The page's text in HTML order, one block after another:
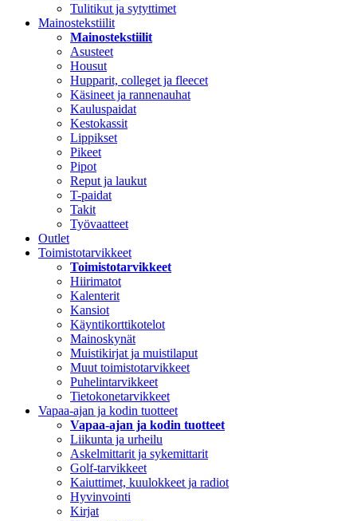
Tulitikut ja sytyttimet
Mainostekstiilit
Mainostekstiilit
Asusteet
Housut
Hupparit, colleget ja fleecet
Käsineet ja rannenauhat
Kauluspaidat
Kestokassit
Lippikset
Pikeet
Pipot
Reput ja laukut
T-paidat
Takit
Työvaatteet
Outlet
Toimistotarvikkeet
Toimistotarvikkeet
Hiirimatot
Kalenterit
Kansiot
Käyntikorttikotelot
Mainoskynät
Muistikirjat ja muistilaput
Muut toimistotarvikkeet
Puhelintarvikkeet
Tietokonetarvikkeet
Vapaa-ajan ja kodin tuotteet
Vapaa-ajan ja kodin tuotteet
Liikunta ja urheilu
Askelmittarit ja sykemittarit
Golf-tarvikkeet
Kaiuttimet, kuulokkeet ja radiot
Hyvinvointi
Kirjat